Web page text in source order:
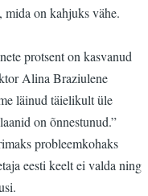
on kahjuks vähe.
protsent on kasvanud
Alina Braziulene
läinud täielikult üle
on õnnestunud.”
probleemkohaks
eesti keelt ei valda ning